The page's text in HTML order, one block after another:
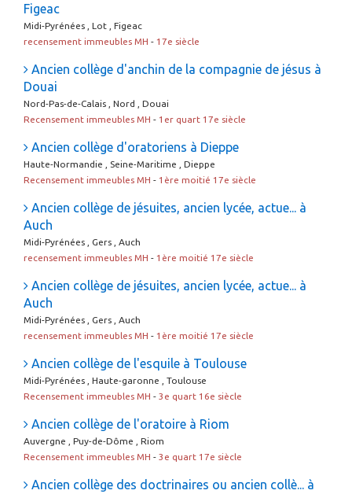
Figeac
Midi-Pyrénées , Lot , Figeac
recensement immeubles MH - 17e siècle
Ancien collège d'anchin de la compagnie de jésus à
Douai
Nord-Pas-de-Calais , Nord , Douai
Recensement immeubles MH - 1er quart 17e siècle
Ancien collège d'oratoriens à Dieppe
Haute-Normandie , Seine-Maritime , Dieppe
Recensement immeubles MH - 1ère moitié 17e siècle
Ancien collège de jésuites, ancien lycée, actue... à
Auch
Midi-Pyrénées , Gers , Auch
recensement immeubles MH - 1ère moitié 17e siècle
Ancien collège de jésuites, ancien lycée, actue... à
Auch
Midi-Pyrénées , Gers , Auch
recensement immeubles MH - 1ère moitié 17e siècle
Ancien collège de l'esquile à Toulouse
Midi-Pyrénées , Haute-garonne , Toulouse
Recensement immeubles MH - 3e quart 16e siècle
Ancien collège de l'oratoire à Riom
Auvergne , Puy-de-Dôme , Riom
Recensement immeubles MH - 3e quart 17e siècle
Ancien collège des doctrinaires ou ancien collè... à